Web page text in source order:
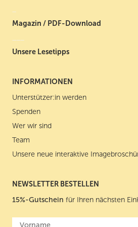
Magazin / PDF-Download
Unsere Lesetipps
INFORMATIONEN
Unterstützer:in werden
Spenden
Wer wir sind
Team
Unsere neue interaktive
NEWSLETTER BESTELLEN
15%-Gutschein für Ihren nächsten